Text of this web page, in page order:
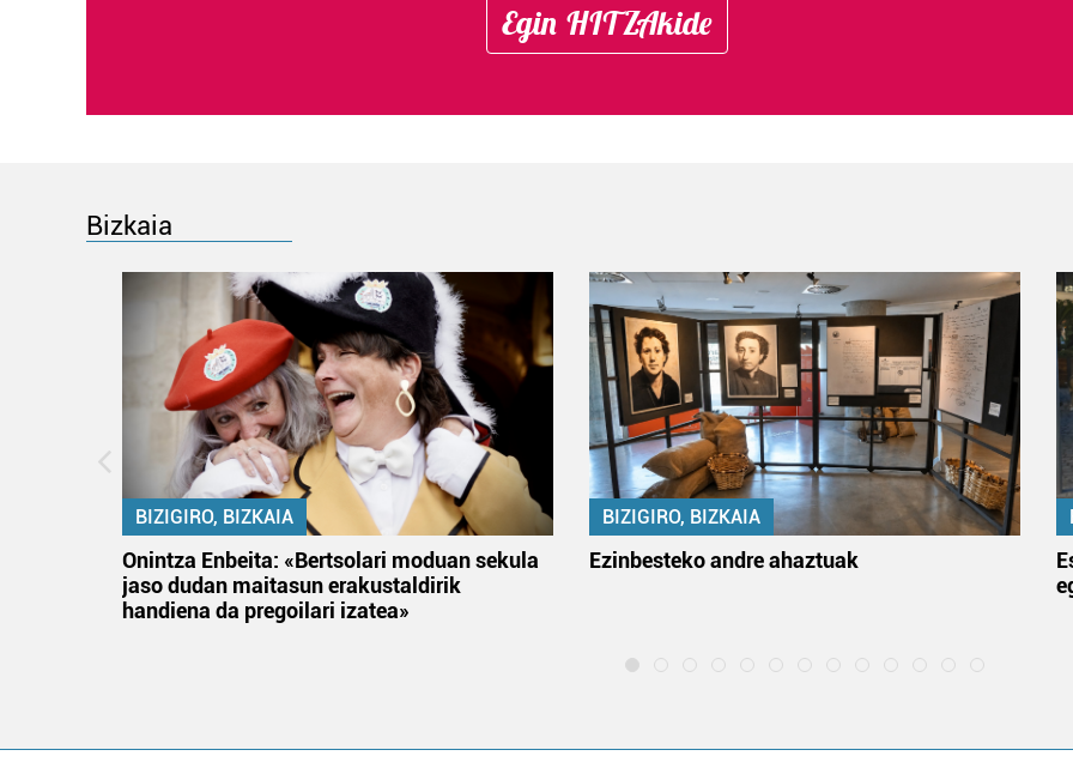
Egin HITZAkide
Bizkaia
BIZIGIRO, BIZKAIA
Onintza Enbeita: «Bertsolari moduan sekula
jaso dudan maitasun erakustaldirik
handiena da pregoilari izatea»
BIZIGIRO, BIZKAIA
Ezinbesteko andre ahaztuak